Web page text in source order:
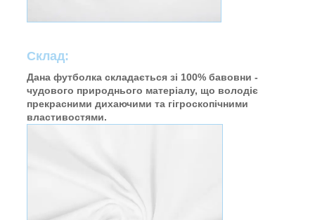
Склад:
Дана футболка складається зі 100% бавовни -
чудового природнього матеріалу, що володіє
прекрасними дихаючими та гігроскопічними
властивостями.